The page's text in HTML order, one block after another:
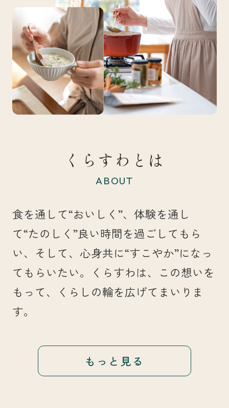
くらすわとは
ABOUT
食を通して“おいしく”、体験を通し
て“たのしく”良い時間を過ごしてもら
い、そして、心身共に“すこやか”になっ
てもらいたい。くらすわは、この想いを
もって、くらしの輪を広げてまいりま
す。
もっと見る